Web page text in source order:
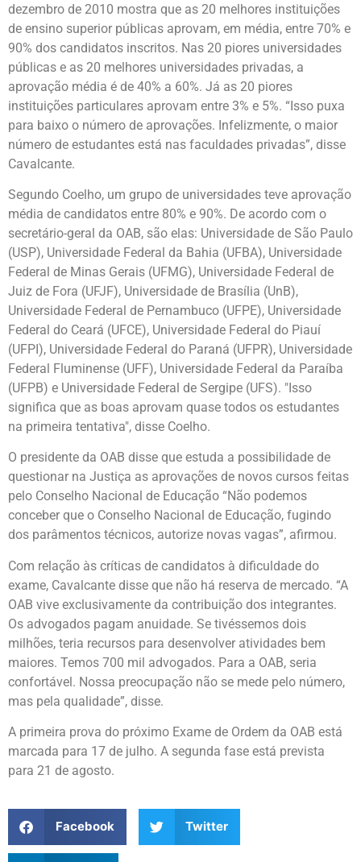
dezembro de 2010 mostra que as 20 melhores instituições
de ensino superior públicas aprovam, em média, entre 70% e
90% dos candidatos inscritos. Nas 20 piores universidades
públicas e as 20 melhores universidades privadas, a
aprovação média é de 40% a 60%. Já as 20 piores
instituições particulares aprovam entre 3% e 5%. “Isso puxa
para baixo o número de aprovações. Infelizmente, o maior
número de estudantes está nas faculdades privadas”, disse
Cavalcante.
Segundo Coelho, um grupo de universidades teve aprovação
média de candidatos entre 80% e 90%. De acordo com o
secretário-geral da OAB, são elas: Universidade de São Paulo
(USP), Universidade Federal da Bahia (UFBA), Universidade
Federal de Minas Gerais (UFMG), Universidade Federal de
Juiz de Fora (UFJF), Universidade de Brasília (UnB),
Universidade Federal de Pernambuco (UFPE), Universidade
Federal do Ceará (UFCE), Universidade Federal do Piauí
(UFPI), Universidade Federal do Paraná (UFPR), Universidade
Federal Fluminense (UFF), Universidade Federal da Paraíba
(UFPB) e Universidade Federal de Sergipe (UFS). "Isso
significa que as boas aprovam quase todos os estudantes
na primeira tentativa", disse Coelho.
O presidente da OAB disse que estuda a possibilidade de
questionar na Justiça as aprovações de novos cursos feitas
pelo Conselho Nacional de Educação “Não podemos
conceber que o Conselho Nacional de Educação, fugindo
dos parâmentos técnicos, autorize novas vagas”, afirmou.
Com relação às críticas de candidatos à dificuldade do
exame, Cavalcante disse que não há reserva de mercado. “A
OAB vive exclusivamente da contribuição dos integrantes.
Os advogados pagam anuidade. Se tivéssemos dois
milhões, teria recursos para desenvolver atividades bem
maiores. Temos 700 mil advogados. Para a OAB, seria
confortável. Nossa preocupação não se mede pelo número,
mas pela qualidade”, disse.
A primeira prova do próximo Exame de Ordem da OAB está
marcada para 17 de julho. A segunda fase está prevista
para 21 de agosto.
Facebook Twitter